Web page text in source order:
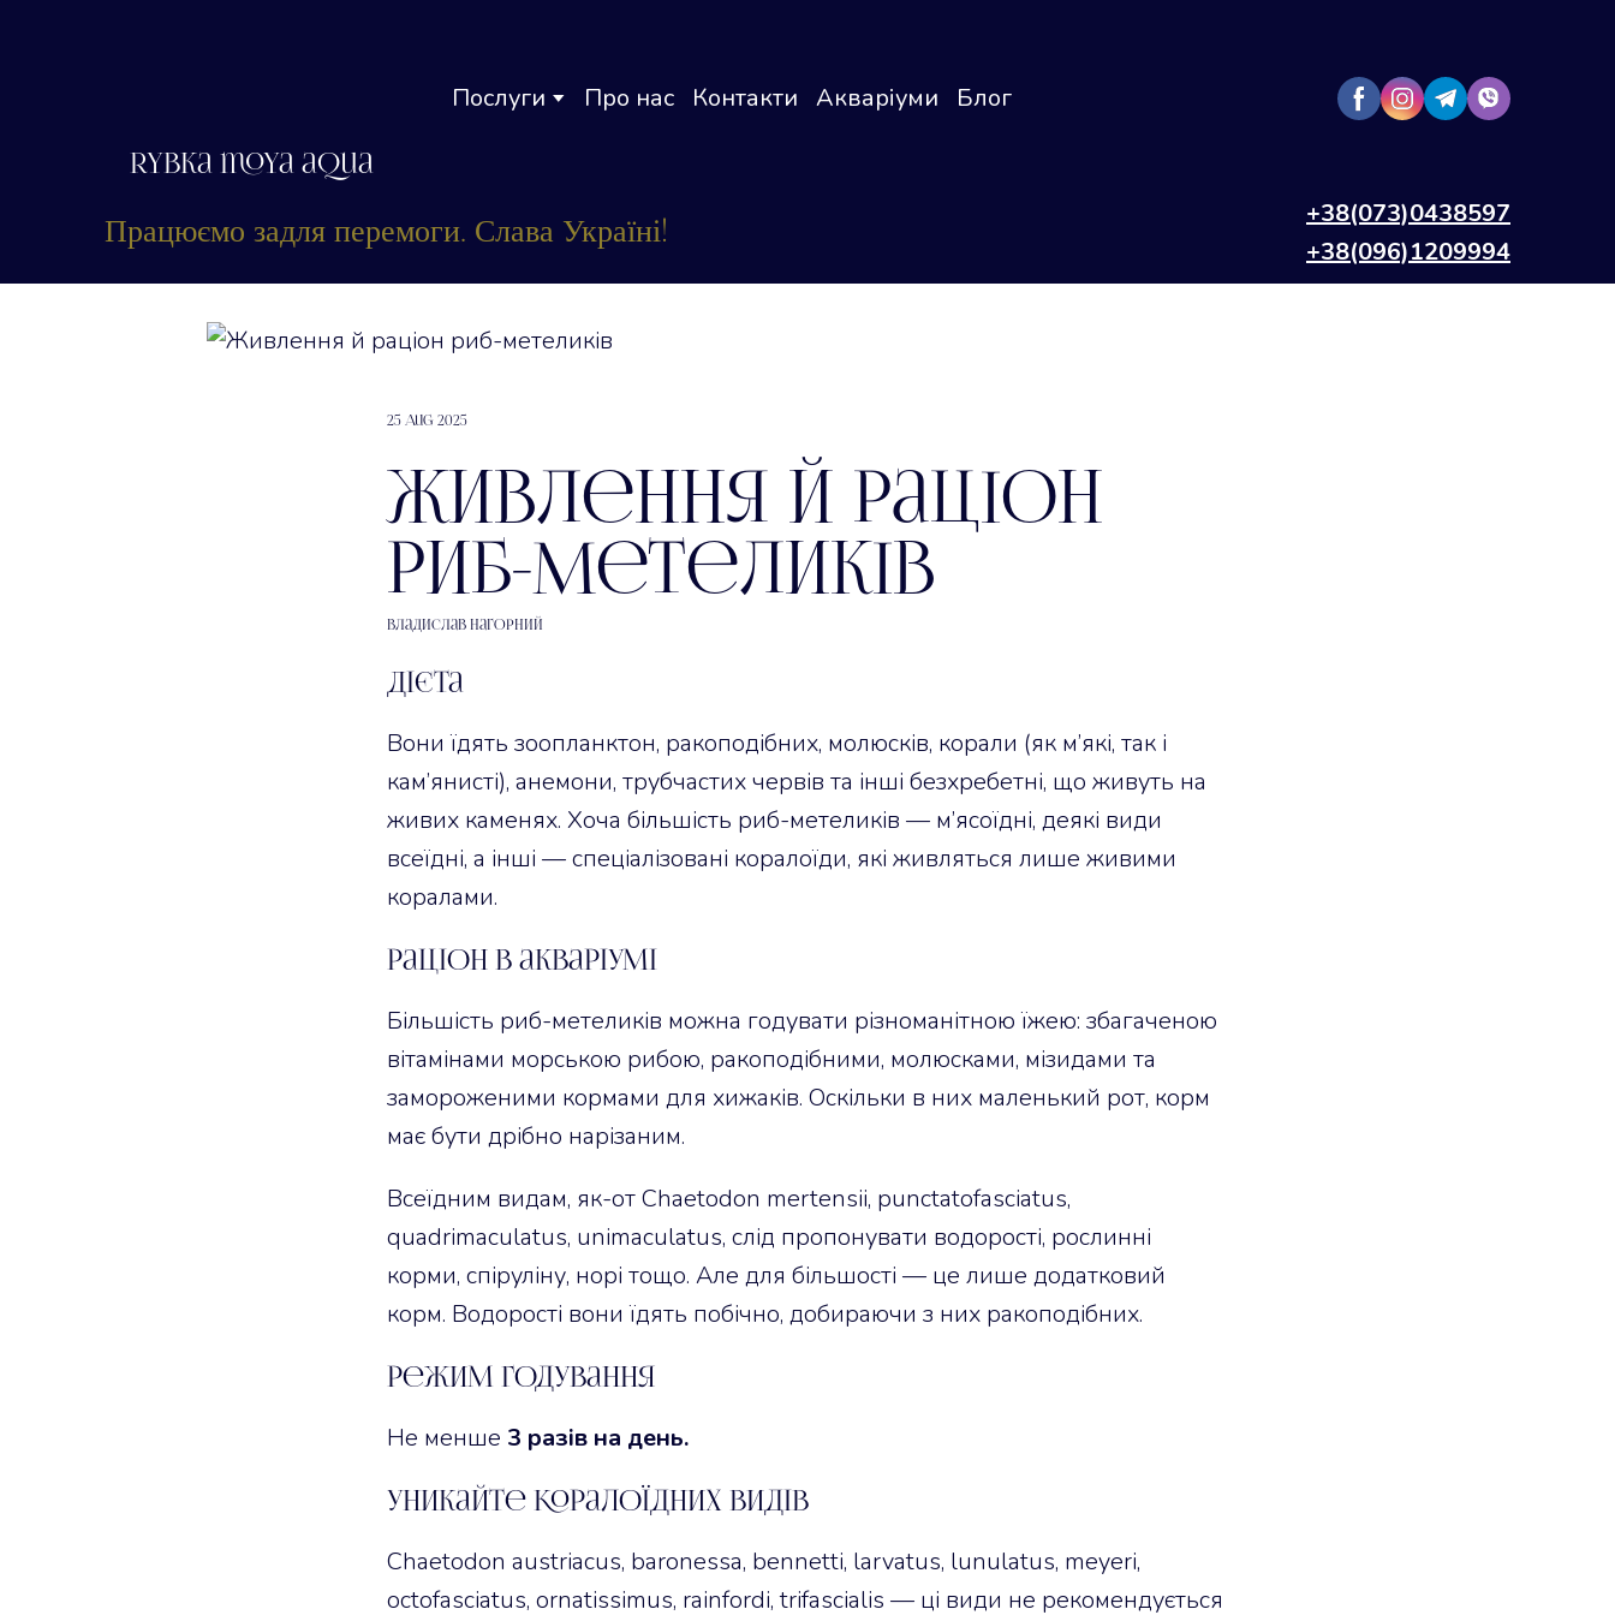
RYbka moya aqua
Послуги Про нас Контакти Акваріуми Блог
Працюємо задля перемоги. Слава Україні!
+38(073)0438597
+38(096)1209994
25 Aug 2025
Живлення й раціон
риб-метеликів
Владислав Нагорний
Дієта
Вони їдять зоопланктон, ракоподібних, молюсків, корали (як м’які, так і
кам’янисті), анемони, трубчастих червів та інші безхребетні, що живуть на
живих каменях. Хоча більшість риб-метеликів — м’ясоїдні, деякі види
всеїдні, а інші — спеціалізовані коралоїди, які живляться лише живими
коралами.
Раціон в акваріумі
Більшість риб-метеликів можна годувати різноманітною їжею: збагаченою
вітамінами морською рибою, ракоподібними, молюсками, мізидами та
замороженими кормами для хижаків. Оскільки в них маленький рот, корм
має бути дрібно нарізаним.
Всеїдним видам, як-от Chaetodon mertensii, punctatofasciatus,
quadrimaculatus, unimaculatus, слід пропонувати водорості, рослинні
корми, спіруліну, норі тощо. Але для більшості — це лише додатковий
корм. Водорості вони їдять побічно, добираючи з них ракоподібних.
Режим годування
Не менше 3 разів на день.
Уникайте коралоїдних видів
Chaetodon austriacus, baronessa, bennetti, larvatus, lunulatus, meyeri,
octofasciatus, ornatissimus, rainfordi, trifascialis — ці види не рекомендується